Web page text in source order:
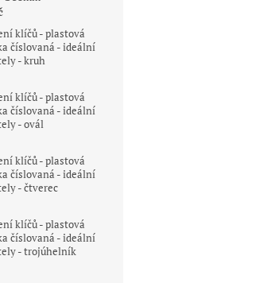
klíčů - plastová
číslovaná - ideální
- kruh
klíčů - plastová
číslovaná - ideální
- ovál
klíčů - plastová
číslovaná - ideální
- čtverec
klíčů - plastová
číslovaná - ideální
- trojúhelník